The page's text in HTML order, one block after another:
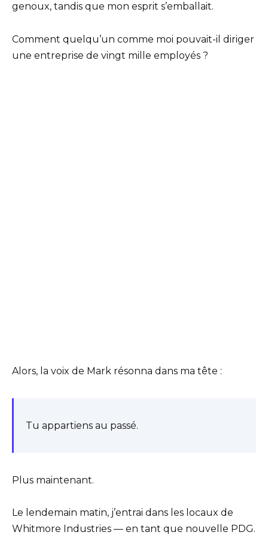
genoux, tandis que mon esprit s’emballait.
Comment quelqu’un comme moi pouvait-il diriger
une entreprise de vingt mille employés ?
Alors, la voix de Mark résonna dans ma tête :
Tu appartiens au passé.
Plus maintenant.
Le lendemain matin, j’entrai dans les locaux de
Whitmore Industries — en tant que nouvelle PDG.